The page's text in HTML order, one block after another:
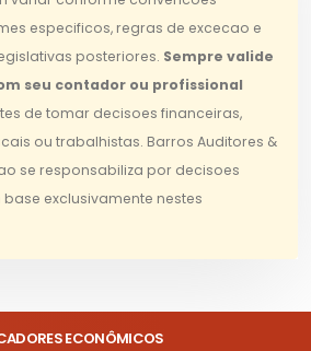
especificos, regras de excecao e
posteriores. Sempre valide
seu contador ou profissional
de tomar decisoes financeiras,
ou trabalhistas. Barros Auditores &
se responsabiliza por decisoes
exclusivamente nestes
ECONÔMICOS